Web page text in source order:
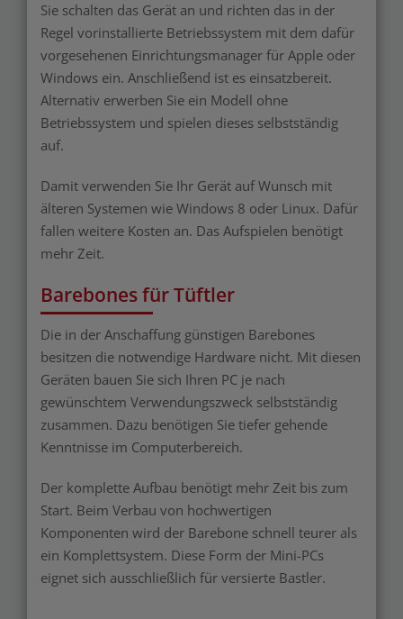
Sie schalten das Gerät an und richten das in der
Regel vorinstallierte Betriebssystem mit dem dafür
vorgesehenen Einrichtungsmanager für Apple oder
Windows ein. Anschließend ist es einsatzbereit.
Alternativ erwerben Sie ein Modell ohne
Betriebssystem und spielen dieses selbstständig
auf.
Damit verwenden Sie Ihr Gerät auf Wunsch mit
älteren Systemen wie Windows 8 oder Linux. Dafür
fallen weitere Kosten an. Das Aufspielen benötigt
mehr Zeit.
Barebones für Tüftler
Die in der Anschaffung günstigen Barebones
besitzen die notwendige Hardware nicht. Mit diesen
Geräten bauen Sie sich Ihren PC je nach
gewünschtem Verwendungszweck selbstständig
zusammen. Dazu benötigen Sie tiefer gehende
Kenntnisse im Computerbereich.
Der komplette Aufbau benötigt mehr Zeit bis zum
Start. Beim Verbau von hochwertigen
Komponenten wird der Barebone schnell teurer als
ein Komplettsystem. Diese Form der Mini-PCs
eignet sich ausschließlich für versierte Bastler.